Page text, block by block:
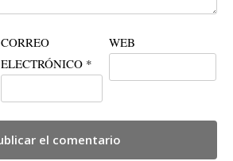
CORREO
ELECTRÓNICO *
WEB